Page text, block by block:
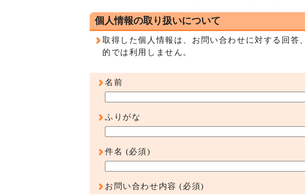
個人情報の取り扱いについて
取得した個人情報は、お問い合わせに対する回答
的では利用しません。
名前
ふりがな
件名 (必須)
お問い合わせ内容 (必須)